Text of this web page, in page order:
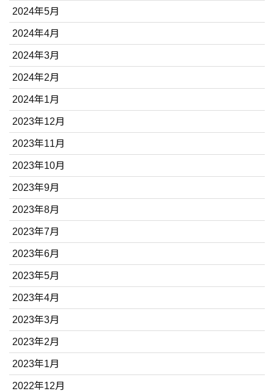
2024年5月
2024年4月
2024年3月
2024年2月
2024年1月
2023年12月
2023年11月
2023年10月
2023年9月
2023年8月
2023年7月
2023年6月
2023年5月
2023年4月
2023年3月
2023年2月
2023年1月
2022年12月